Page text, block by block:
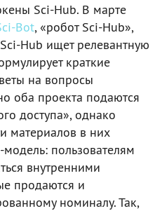
Sci‑Hub. В марте
, «робот Sci‑Hub»,
ищет релевантную
краткие
на вопросы
оба проекта подаются
доступа», однако
материалов в них
пользователям
внутренними
продаются и
номиналу. Так,